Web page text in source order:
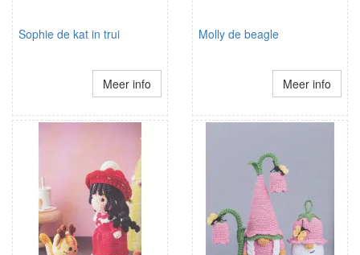
Sophie de kat in trui
Meer info
Molly de beagle
Meer info